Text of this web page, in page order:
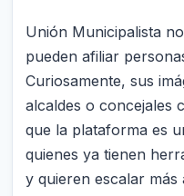
Unión Municipalista
pueden afiliar
Curiosamente, sus
alcaldes o concejales
que la plataforma es
quienes ya tienen
y quieren escalar más